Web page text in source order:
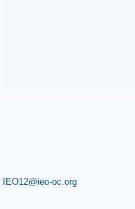
IEO12@ieo-oc.org